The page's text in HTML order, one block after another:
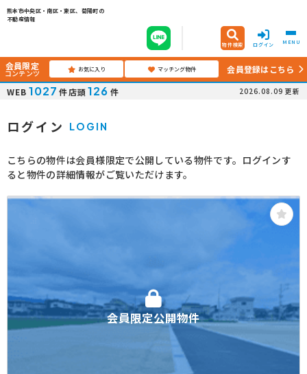
熊本市中央区・南区・東区、菊陽町の
不動産情報
物件検索 ログイン MENU
会員限定
コンテンツ お気に入り マッチング物件
会員登録はこちら
WEB 1027 件店頭126 件 2026.08.09 更新
ログイン LOGIN
こちらの物件は会員様限定で公開している物件です。ログインす
ると物件の詳細情報がご覧いただけます。
会員限定公開物件